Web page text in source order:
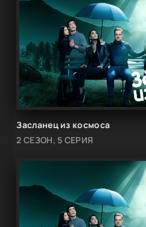
Засланец из космоса
2 СЕЗОН, 5 СЕРИЯ